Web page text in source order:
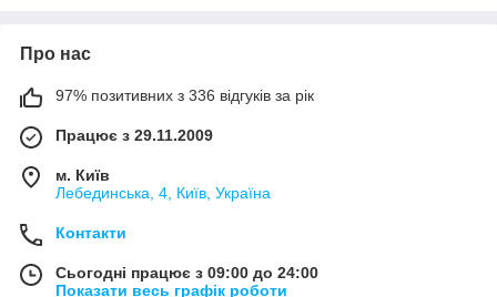
вашим запитом, або аналоги інших виробників.
+380675038212(VIBER) | pm@elnik.shop
Ми не просто інтернет-магазин, а велика, оптова,
виробничих підприємств.
Про нас
97% позитивних з 336 відгуків за рік
Працює з 29.11.2009
м. Київ
Лебединська, 4, Київ, Україна
Контакти
Сьогодні працює з 09:00 до 24:00
Показати весь графік роботи